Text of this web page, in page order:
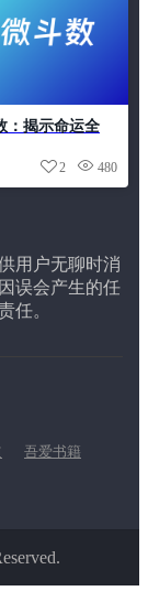
：揭示命运全
480
2
用户无聊时消
误会产生的任
任。
吾爱书籍